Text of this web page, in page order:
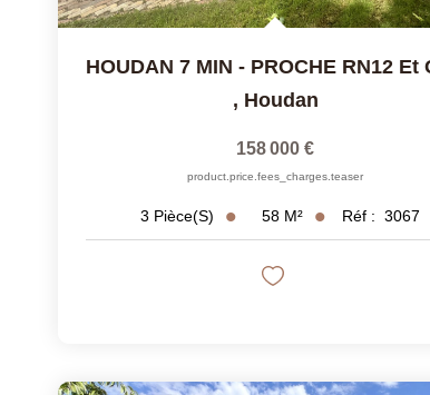
, Houdan
158 000 €
product.price.fees_charges.teaser
3 Pièce(s) 58 M² Réf : 3067